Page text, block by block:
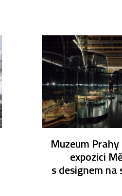
Muzeum
expozici
s designem